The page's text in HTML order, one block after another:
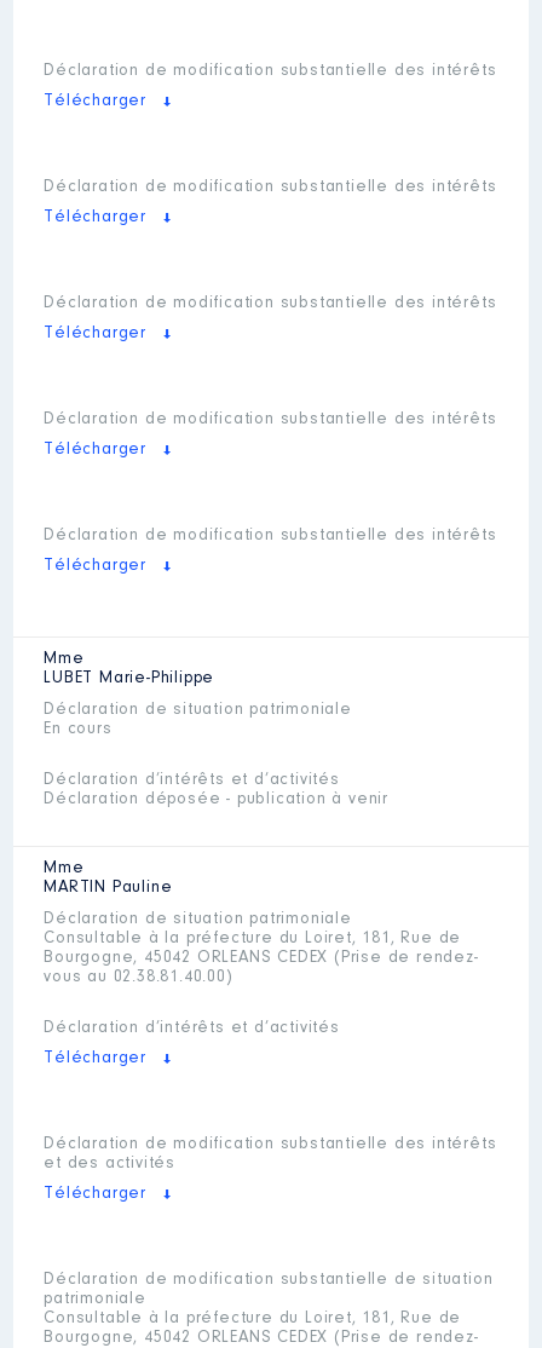
Déclaration de modification substantielle des intérêts
Télécharger
Déclaration de modification substantielle des intérêts
Télécharger
Déclaration de modification substantielle des intérêts
Télécharger
Déclaration de modification substantielle des intérêts
Télécharger
Déclaration de modification substantielle des intérêts
Télécharger
Mme
LUBET
Marie-Philippe
Déclaration de situation patrimoniale
En cours
Déclaration d’intérêts et d’activités
Déclaration déposée - publication à venir
Mme
MARTIN Pauline
Déclaration de situation patrimoniale
Consultable à la préfecture du Loiret, 181, Rue de
Bourgogne, 45042 ORLEANS CEDEX (Prise de rendez-
vous au 02.38.81.40.00)
Déclaration d’intérêts et d’activités
Télécharger
Déclaration de modification substantielle des intérêts
et des activités
Télécharger
Déclaration de modification substantielle de situation
patrimoniale
Consultable à la préfecture du Loiret, 181, Rue de
Bourgogne, 45042 ORLEANS CEDEX (Prise de rendez-